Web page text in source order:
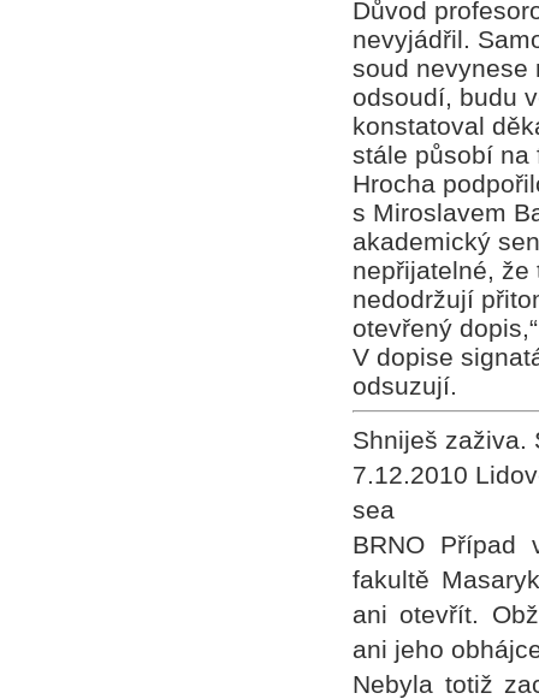
Důvod
nevyjádřil.
soud nevynese
odsoudí, budu
konstatoval
stále působí na
Hrocha
s Miroslavem
akademický
nepřijatelné,
nedodržují
otevřený
V dopise
odsuzují.
Shniješ zaživa.
7.12.2010
sea
BRNO Případ
fakultě
ani otevřít.
ani jeho
Nebyla totiž